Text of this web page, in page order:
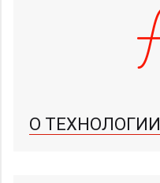
О ТЕХНОЛОГИИ